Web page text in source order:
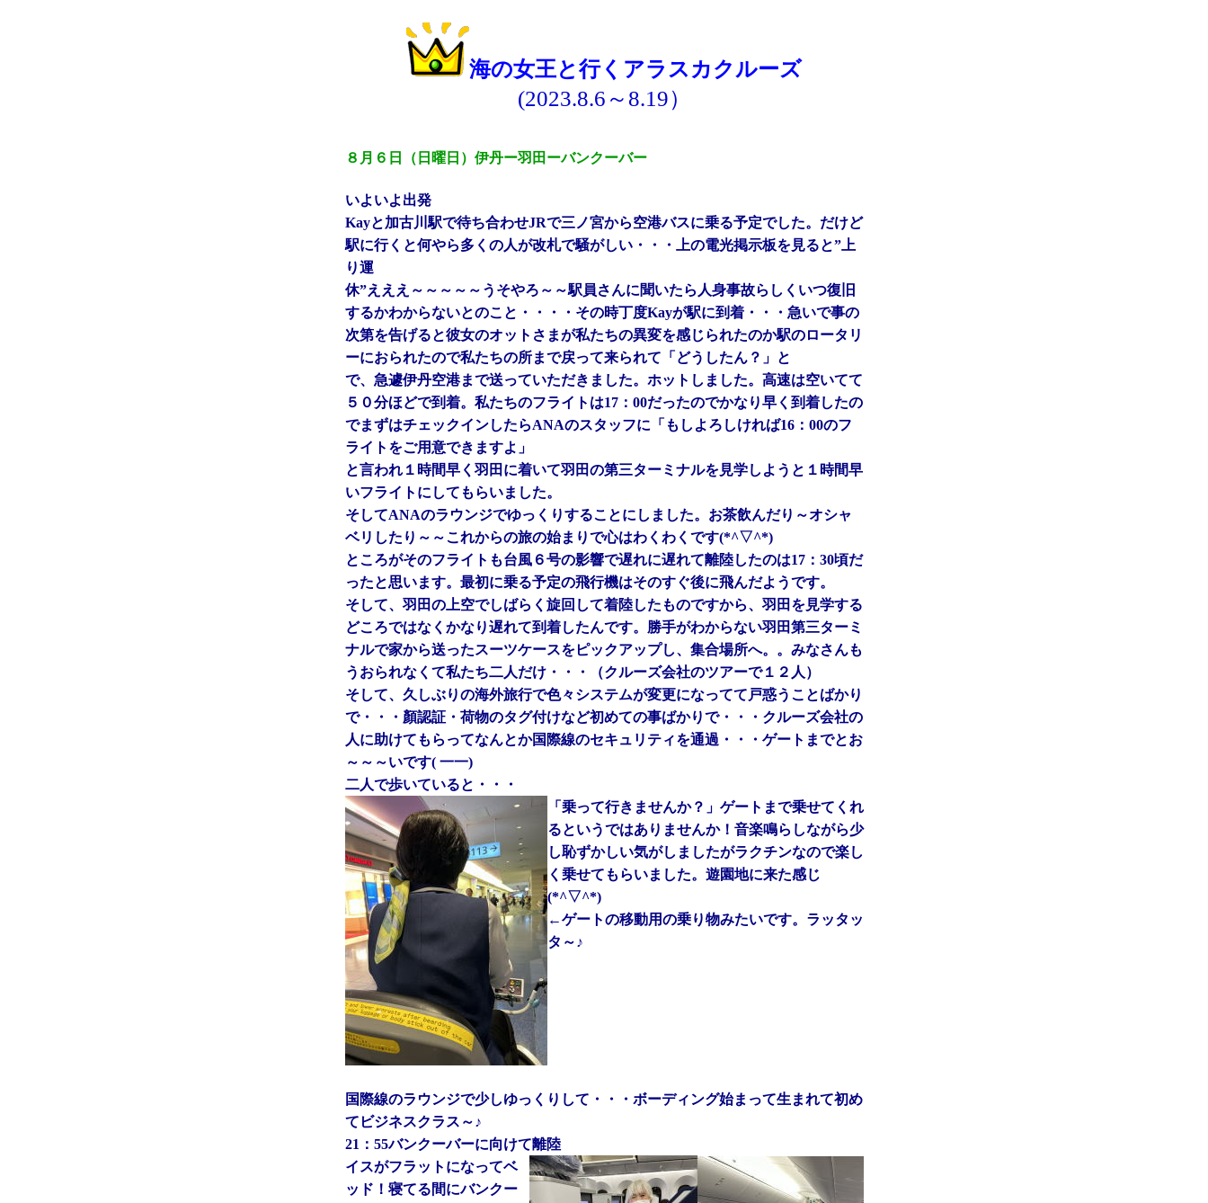
海の女王と行くアラスカクルーズ
(2023.8.6～8.19）
８月６日（日曜日）伊丹ー羽田ーバンクーバー
いよいよ出発
Kayと加古川駅で待ち合わせJRで三ノ宮から空港バスに乗る予定でした。だけど
駅に行くと何やら多くの人が改札で騒がしい・・・上の電光掲示板を見ると”上
り運
休”えええ～～～～～うそやろ～～駅員さんに聞いたら人身事故らしくいつ復旧
するかわからないとのこと・・・・その時丁度Kayが駅に到着・・・急いで事の
次第を告げると彼女のオットさまが私たちの異変を感じられたのか駅のロータリ
ーにおられたので私たちの所まで戻って来られて「どうしたん？」と
で、急遽伊丹空港まで送っていただきました。ホットしました。高速は空いてて
５０分ほどで到着。私たちのフライトは17：00だったのでかなり早く到着したの
でまずはチェックインしたらANAのスタッフに「もしよろしければ16：00のフ
ライトをご用意できますよ」
と言われ１時間早く羽田に着いて羽田の第三ターミナルを見学しようと１時間早
いフライトにしてもらいました。
そしてANAのラウンジでゆっくりすることにしました。お茶飲んだり～オシャ
ベリしたり～～これからの旅の始まりで心はわくわくです(*^▽^*)
ところがそのフライトも台風６号の影響で遅れに遅れて離陸したのは17：30頃だ
ったと思います。最初に乗る予定の飛行機はそのすぐ後に飛んだようです。
そして、羽田の上空でしばらく旋回して着陸したものですから、羽田を見学する
どころではなくかなり遅れて到着したんです。勝手がわからない羽田第三ターミ
ナルで家から送ったスーツケースをピックアップし、集合場所へ。。みなさんも
うおられなくて私たち二人だけ・・・（クルーズ会社のツアーで１２人）
そして、久しぶりの海外旅行で色々システムが変更になってて戸惑うことばかり
で・・・顏認証・荷物のタグ付けなど初めての事ばかりで・・・クルーズ会社の
人に助けてもらってなんとか国際線のセキュリティを通過・・・ゲートまでとお
～～～いです( 一一)
二人で歩いていると・・・
「乗って行きませんか？」ゲートまで乗せてくれ
るというではありませんか！音楽鳴らしながら少
し恥ずかしい気がしましたがラクチンなので楽し
く乗せてもらいました。遊園地に来た感じ
(*^▽^*)
←ゲートの移動用の乗り物みたいです。ラッタッ
タ～♪
国際線のラウンジで少しゆっくりして・・・ボーディング始まって生まれて初め
てビジネスクラス～♪
21：55バンクーバーに向けて離陸
イスがフラットになってベ
ッド！寝てる間にバンクー